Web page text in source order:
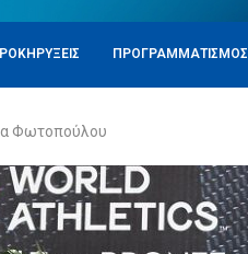
ΠΡΟΓΡΑΜΜΑΤΙΣΜΌΣ
Φωτοπούλου